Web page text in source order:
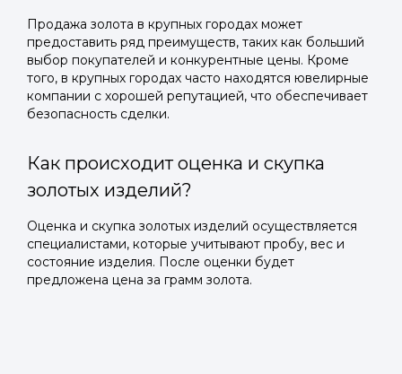
Продажа золота в крупных городах может
предоставить ряд преимуществ, таких как больший
выбор покупателей и конкурентные цены. Кроме
того, в крупных городах часто находятся ювелирные
компании с хорошей репутацией, что обеспечивает
безопасность сделки.
Как происходит оценка и скупка
золотых изделий?
Оценка и скупка золотых изделий осуществляется
специалистами, которые учитывают пробу, вес и
состояние изделия. После оценки будет
предложена цена за грамм золота.